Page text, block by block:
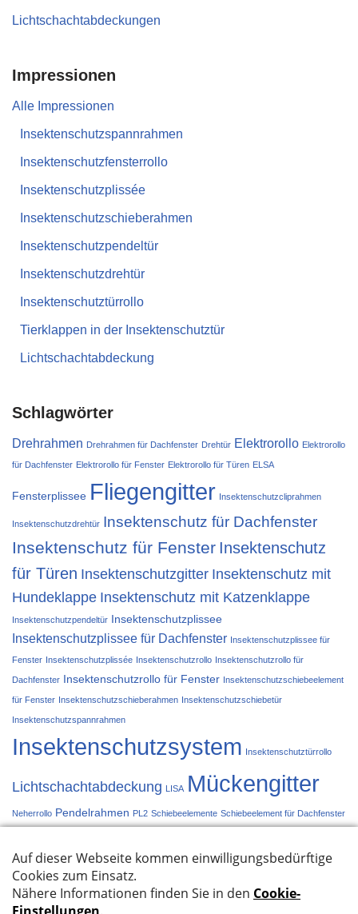
Lichtschachtabdeckungen
Impressionen
Alle Impressionen
Insektenschutzspannrahmen
Insektenschutzfensterrollo
Insektenschutzplissée
Insektenschutzschieberahmen
Insektenschutzpendeltür
Insektenschutzdrehtür
Insektenschutztürrollo
Tierklappen in der Insektenschutztür
Lichtschachtabdeckung
Schlagwörter
Drehrahmen Drehrahmen für Dachfenster Drehtür Elektrorollo Elektrorollo
für Dachfenster Elektrorollo für Fenster Elektrorollo für Türen ELSA
Fensterplissee Fliegengitter Insektenschutzcliprahmen
Insektenschutzdrehtür Insektenschutz für Dachfenster
Insektenschutz für Fenster Insektenschutz
für Türen Insektenschutzgitter Insektenschutz mit
Hundeklappe Insektenschutz mit Katzenklappe
Insektenschutzpendeltür Insektenschutzplissee
Insektenschutzplissee für Dachfenster Insektenschutzplissee für
Fenster Insektenschutzplissée Insektenschutzrollo Insektenschutzrollo für
Dachfenster Insektenschutzrollo für Fenster Insektenschutzschiebeelement
für Fenster Insektenschutzschieberahmen Insektenschutzschiebetür
Insektenschutzspannrahmen
Insektenschutzsystem Insektenschutztürrollo
Lichtschachtabdeckung LISA Mückengitter
Neherrollo Pendelrahmen PL2 Schiebeelemente Schiebeelement für Dachfenster